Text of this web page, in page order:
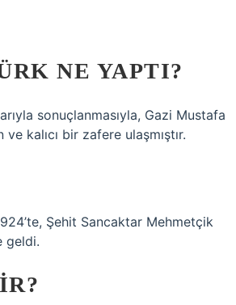
NE YAPTI?
sonuçlanmasıyla, Gazi Mustafa
kalıcı bir zafere ulaşmıştır.
Şehit Sancaktar Mehmetçik
geldi.